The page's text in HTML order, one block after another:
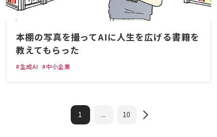
本棚の写真を撮ってAIに人生を広げる書籍を
教えてもらった
#生成AI #中小企業
1 ... 10